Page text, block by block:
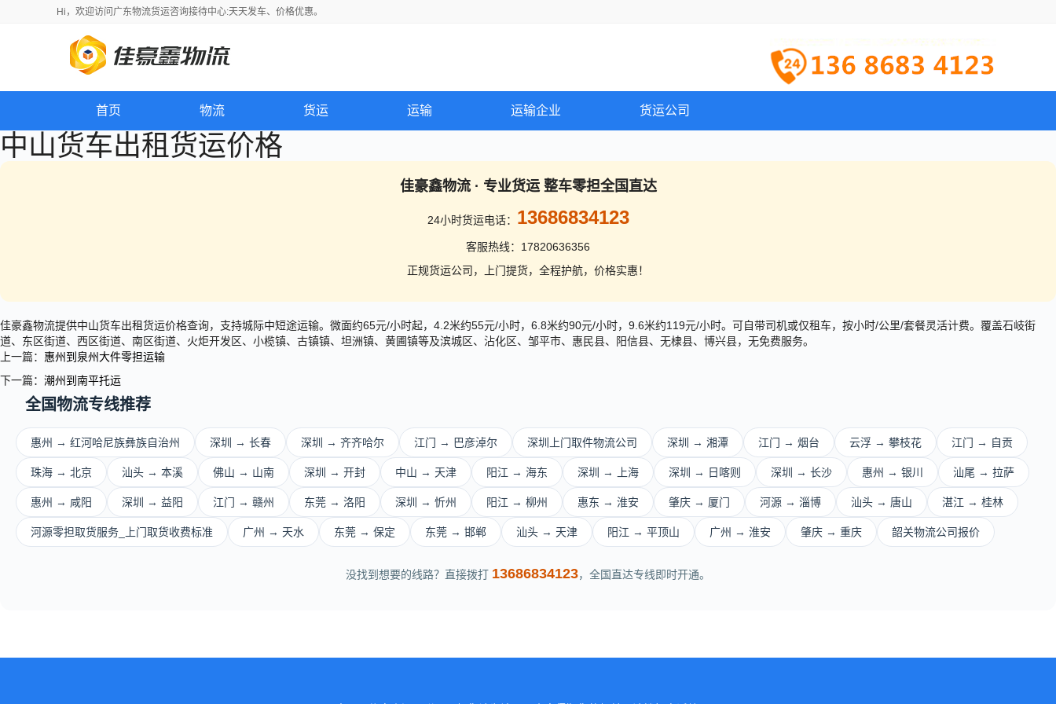
Hi， 欢迎访问 广东物流货运咨询接待中心:天天发车、价格优惠。
首页 物流 货运 运输 运输企业 货运公司
中山货车出租货运价格
佳豪鑫物流 · 专业货运 整车零担全国直达
24小时货运电话： 13686834123
客服热线：17820636356
正规货运公司，上门提货，全程护航，价格实惠！
佳豪鑫物流提供中山货车出租货运价格查询，支持城际中短途运输。微面约65元/小时起，4.2米约55元/小时，6.8米约90元/小时，9.6米约119元/小时。可自带司机或仅租车，按小时/公里/套餐灵活计费。覆盖石岐街
道、东区街道、西区街道、南区街道、火炬开发区、小榄镇、古镇镇、坦洲镇、黄圃镇等及滨城区、沾化区、邹平市、惠民县、阳信县、无棣县、博兴县，无免费服务。
上一篇： 惠州到泉州大件零担运输
下一篇： 潮州到南平托运
全国物流专线推荐
惠州 → 红河哈尼族彝族自治州 深圳 → 长春 深圳 → 齐齐哈尔 江门 → 巴彦淖尔 深圳上门取件物流公司 深圳 → 湘潭 江门 → 烟台 云浮 → 攀枝花 江门 → 自贡
珠海 → 北京 汕头 → 本溪 佛山 → 山南 深圳 → 开封 中山 → 天津 阳江 → 海东 深圳 → 上海 深圳 → 日喀则 深圳 → 长沙 惠州 → 银川 汕尾 → 拉萨
惠州 → 咸阳 深圳 → 益阳 江门 → 赣州 东莞 → 洛阳 深圳 → 忻州 阳江 → 柳州 惠东 → 淮安 肇庆 → 厦门 河源 → 淄博 汕头 → 唐山 湛江 → 桂林
河源零担取货服务_上门取货收费标准 广州 → 天水 东莞 → 保定 东莞 → 邯郸 汕头 → 天津 阳江 → 平顶山 广州 → 淮安 肇庆 → 重庆 韶关物流公司报价
没找到想要的线路？直接拨打 13686834123，全国直达专线即时开通。